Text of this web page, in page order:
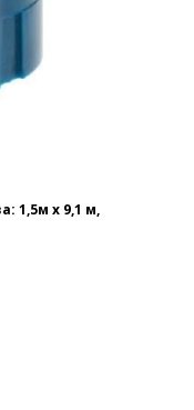
1,5м x 9,1 м,